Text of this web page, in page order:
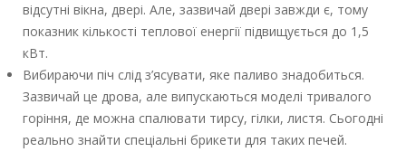
відсутні вікна, двері. Але, зазвичай двері завжди є, тому
показник кількості теплової енергії підвищується до 1,5
кВт.
Вибираючи піч слід з’ясувати, яке паливо знадобиться.
Зазвичай це дрова, але випускаються моделі тривалого
горіння, де можна спалювати тирсу, гілки, листя. Сьогодні
реально знайти спеціальні брикети для таких печей.